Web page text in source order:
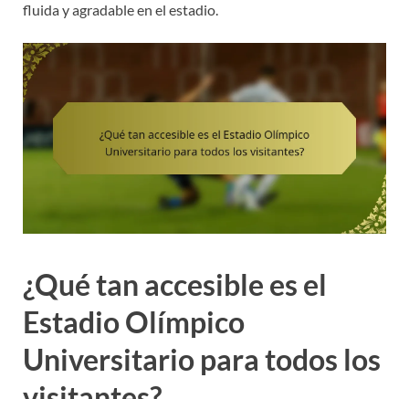
fluida y agradable en el estadio.
¿Qué tan accesible es el
Estadio Olímpico
Universitario para todos los